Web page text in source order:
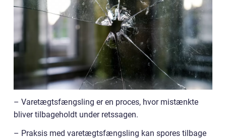
– Varetægtsfængsling er en proces, hvor mistænkte
bliver tilbageholdt under retssagen.
– Praksis med varetægtsfængsling kan spores tilbage